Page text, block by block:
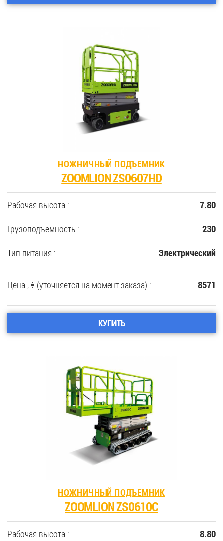
НОЖНИЧНЫЙ ПОДЪЕМНИК
ZOOMLION ZS0607HD
Рабочая высота : 7.80
Грузоподъемность : 230
Тип питания : Электрический
Цена , € (уточняется на момент заказа) : 8571
КУПИТЬ
НОЖНИЧНЫЙ ПОДЪЕМНИК
ZOOMLION ZS0610C
Рабочая высота : 8.80